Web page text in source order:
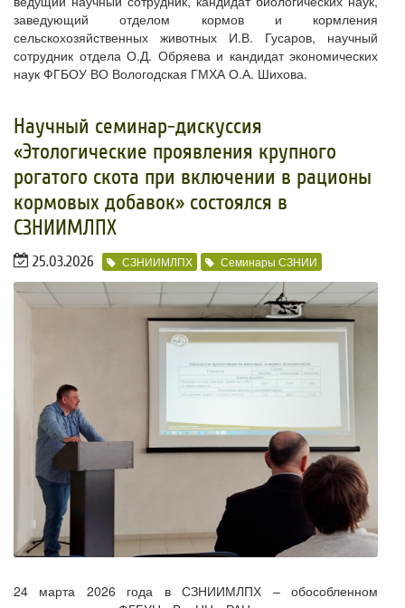
заведующий отделом кормов и кормления
сельскохозяйственных животных И.В. Гусаров, научный
сотрудник отдела О.Д. Обряева и кандидат экономических
наук ФГБОУ ВО Вологодская ГМХА О.А. Шихова.
​Научный семинар-дискуссия
«Этологические проявления крупного
рогатого скота при включении в рационы
кормовых добавок» состоялся в
СЗНИИМЛПХ
25.03.2026 СЗНИИМЛПХ Семинары СЗНИИ
24 марта 2026 года в СЗНИИМЛПХ – обособленном